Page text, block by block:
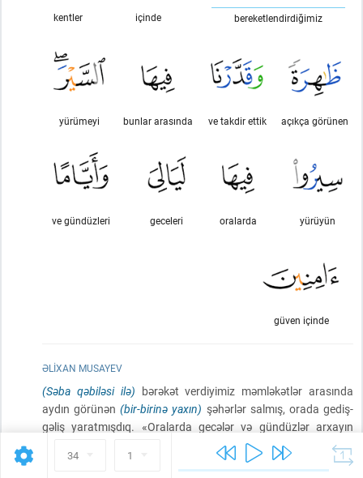
34 1
bereketlendirdiğimiz
içinde
kentler
açıkça görünen
ve takdir ettik
bunlar arasında
yürümeyi
yürüyün
oralarda
geceleri
ve gündüzleri
güven içinde
ƏLIXAN MUSAYEV
(Səba qəbiləsi ilə) bərəkət verdiyimiz məmləkətlər arasında
aydın görünən(bir-birinə yaxın) şəhərlər salmış, orada gediş-
gəliş yaratmışdıq. «Oralarda gecələr və gündüzlər arxayın